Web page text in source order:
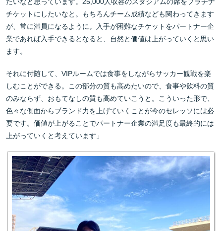
たいなと思っています。25,000人収容のスタジアムの席をプラチナ
チケットにしたいなと。もちろんチーム成績なども関わってきます
が、常に満員になるように。入手が困難なチケットをパートナー企
業であれば入手できるとなると、自然と価値は上がっていくと思い
ます。
それに付随して、VIPルームでは食事をしながらサッカー観戦を楽
しむことができる。この部分の質も高めたいので、食事や飲料の質
のみならず、おもてなしの質も高めていこうと。こういった形で、
色々な側面からブランド力を上げていくことが今のセレッソには必
要です。価値が上がることでパートナー企業の満足度も最終的には
上がっていくと考えています」